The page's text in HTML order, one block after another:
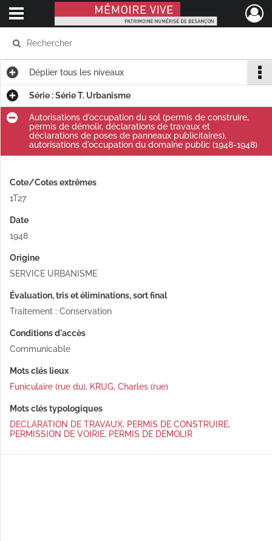
Mémoire Vive patrimoine numérisé de Besançon
Ouvrir le menu déroulant
Déplier tous les niveaux
Série : Série T. Urbanisme
Autorisations d'occupation du sol (permis de construire,
permis de démolir, déclarations de travaux et
déclarations de poses de panneaux publicitaires),
autorisations d'occupation du domaine public (1948-1948)
Cote/Cotes extrêmes
1T27
Date
1948
Origine
SERVICE URBANISME
Évaluation, tris et éliminations, sort final
Traitement : Conservation
Conditions d'accès
Communicable
Mots clés lieux
Funiculaire (rue du), KRUG, Charles (rue)
Mots clés typologiques
DECLARATION DE TRAVAUX, PERMIS DE CONSTRUIRE,
PERMISSION DE VOIRIE, PERMIS DE DEMOLIR